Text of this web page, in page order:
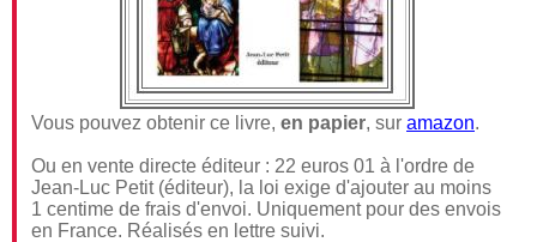
Vous pouvez obtenir ce livre, en papier, sur amazon.
Ou en vente directe éditeur : 22 euros 01 à l'ordre de
Jean-Luc Petit (éditeur), la loi exige d'ajouter au moins
1 centime de frais d'envoi. Uniquement pour des envois
en France. Réalisés en lettre suivi.